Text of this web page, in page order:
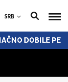
SRB
DOBILE